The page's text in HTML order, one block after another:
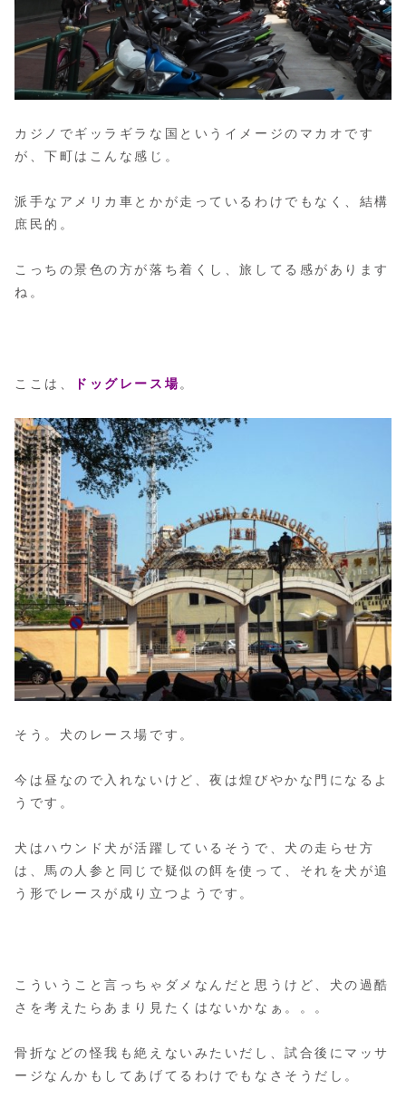
カジノでギッラギラな国というイメージのマカオです
が、下町はこんな感じ。
派手なアメリカ車とかが走っているわけでもなく、結構
庶民的。
こっちの景色の方が落ち着くし、旅してる感があります
ね。
ここは、 ドッグレース場。
そう。犬のレース場です。
今は昼なので入れないけど、夜は煌びやかな門になるよ
うです。
犬はハウンド犬が活躍しているそうで、犬の走らせ方
は、馬の人参と同じで疑似の餌を使って、それを犬が追
う形でレースが成り立つようです。
こういうこと言っちゃダメなんだと思うけど、犬の過酷
さを考えたらあまり見たくはないかなぁ。。。
骨折などの怪我も絶えないみたいだし、試合後にマッサ
ージなんかもしてあげてるわけでもなさそうだし。